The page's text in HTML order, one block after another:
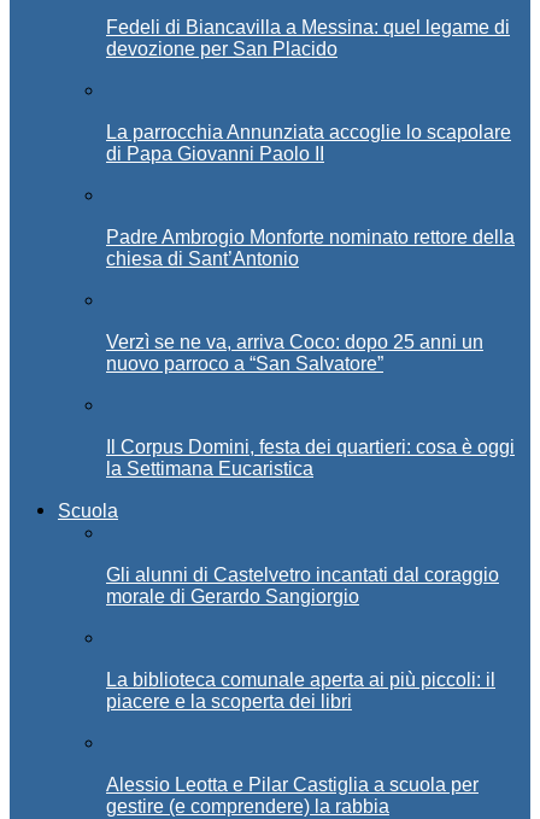
Fedeli di Biancavilla a Messina: quel legame di
devozione per San Placido
La parrocchia Annunziata accoglie lo scapolare
di Papa Giovanni Paolo II
Padre Ambrogio Monforte nominato rettore della
chiesa di Sant’Antonio
Verzì se ne va, arriva Coco: dopo 25 anni un
nuovo parroco a “San Salvatore”
Il Corpus Domini, festa dei quartieri: cosa è oggi
la Settimana Eucaristica
Scuola
Gli alunni di Castelvetro incantati dal coraggio
morale di Gerardo Sangiorgio
La biblioteca comunale aperta ai più piccoli: il
piacere e la scoperta dei libri
Alessio Leotta e Pilar Castiglia a scuola per
gestire (e comprendere) la rabbia